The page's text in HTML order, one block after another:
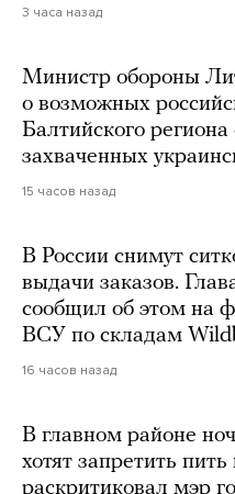
3 часа назад
Министр обороны
о возможных
Балтийского
захваченных
15 часов назад
В России снимут
выдачи заказов.
сообщил об этом на
ВСУ по складам
16 часов назад
В главном районе
хотят запретить
раскритиковал мэр